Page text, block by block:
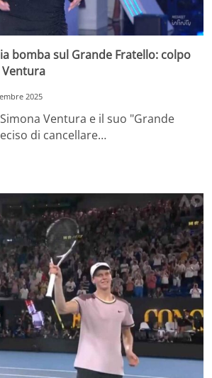
bomba sul Grande Fratello: colpo
2025
Ventura e il suo "Grande
di cancellare…